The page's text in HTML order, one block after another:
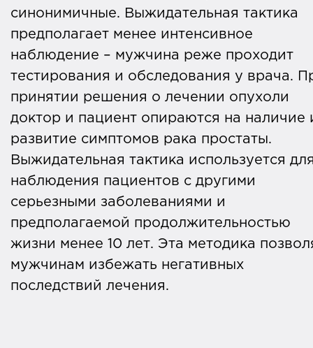
синонимичные. Выжидательная тактика
предполагает менее интенсивное
наблюдение – мужчина реже проходит
тестирования и обследования у врача.
принятии решения о лечении опухоли
доктор и пациент опираются на наличие
развитие симптомов рака простаты.
Выжидательная тактика используется
наблюдения пациентов с другими
серьезными заболеваниями и
предполагаемой продолжительностью
жизни менее 10 лет. Эта методика
мужчинам избежать негативных
последствий лечения.